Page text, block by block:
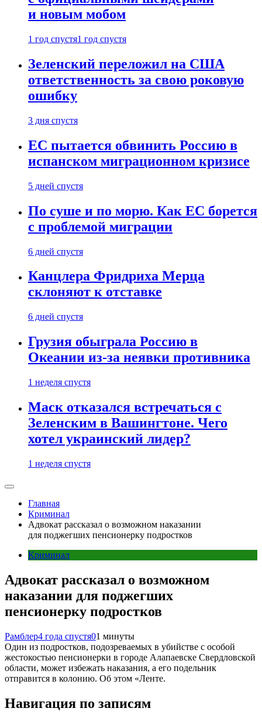
и новым мобом
1 год спустя1 год спустя
Зеленский переложил на США
ответственность за свою роковую
ошибку
3 дня спустя
ЕС пытается обвинить Россию в
испанском миграционном кризисе
5 дней спустя
По суше и по морю. Как ЕС борется
с проблемой миграции
6 дней спустя
Канцлера Фридриха Мерца
склоняют к отставке
6 дней спустя
Грузия обыграла Россию в
Океании из-за неявки противника
1 неделя спустя
Маск отказался встречаться с
Зеленским в Вашингтоне. Чего
хотел украинский лидер?
1 неделя спустя
Главная
Криминал
Адвокат рассказал о возможном наказании
для поджегших пенсионерку подростков
Криминал
Адвокат рассказал о возможном
наказании для поджегших
пенсионерку подростков
Рамблер4 года спустя01 минуты
Один из подростков, подозреваемых в убийстве с особой
жестокостью пенсионерки в городе Алапаевске Свердловской
области, может избежать наказания, а его подельник
отправится в колонию. Об этом «Ленте.
Навигация по записям